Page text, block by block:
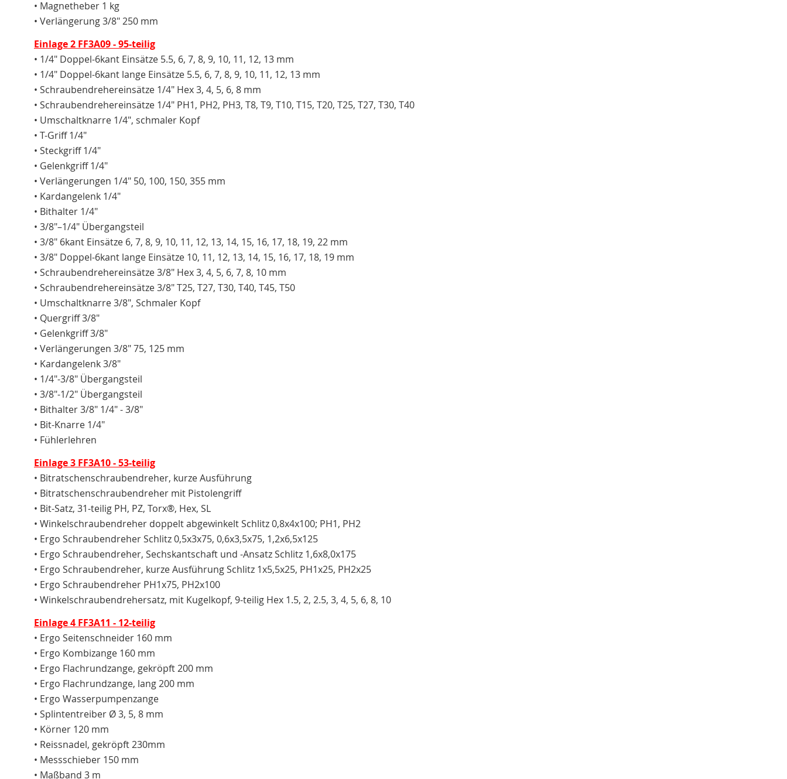
• Magnetheber 1 kg
• Verlängerung 3/8" 250 mm
Einlage 2 FF3A09 - 95-teilig
• 1/4" Doppel-6kant Einsätze 5.5, 6, 7, 8, 9, 10, 11, 12, 13 mm
• 1/4" Doppel-6kant lange Einsätze 5.5, 6, 7, 8, 9, 10, 11, 12, 13 mm
• Schraubendrehereinsätze 1/4" Hex 3, 4, 5, 6, 8 mm
• Schraubendrehereinsätze 1/4" PH1, PH2, PH3, T8, T9, T10, T15, T20, T25, T27, T30, T40
• Umschaltknarre 1/4", schmaler Kopf
• T-Griff 1/4"
• Steckgriff 1/4"
• Gelenkgriff 1/4"
• Verlängerungen 1/4" 50, 100, 150, 355 mm
• Kardangelenk 1/4"
• Bithalter 1/4"
• 3/8"–1/4" Übergangsteil
• 3/8" 6kant Einsätze 6, 7, 8, 9, 10, 11, 12, 13, 14, 15, 16, 17, 18, 19, 22 mm
• 3/8" Doppel-6kant lange Einsätze 10, 11, 12, 13, 14, 15, 16, 17, 18, 19 mm
• Schraubendrehereinsätze 3/8" Hex 3, 4, 5, 6, 7, 8, 10 mm
• Schraubendrehereinsätze 3/8" T25, T27, T30, T40, T45, T50
• Umschaltknarre 3/8", Schmaler Kopf
• Quergriff 3/8"
• Gelenkgriff 3/8"
• Verlängerungen 3/8" 75, 125 mm
• Kardangelenk 3/8"
• 1/4"-3/8" Übergangsteil
• 3/8"-1/2" Übergangsteil
• Bithalter 3/8" 1/4" - 3/8"
• Bit-Knarre 1/4"
• Fühlerlehren
Einlage 3 FF3A10 - 53-teilig
• Bitratschenschraubendreher, kurze Ausführung
• Bitratschenschraubendreher mit Pistolengriff
• Bit-Satz, 31-teilig PH, PZ, Torx®, Hex, SL
• Winkelschraubendreher doppelt abgewinkelt Schlitz 0,8x4x100; PH1, PH2
• Ergo Schraubendreher Schlitz 0,5x3x75, 0,6x3,5x75, 1,2x6,5x125
• Ergo Schraubendreher, Sechskantschaft und -Ansatz Schlitz 1,6x8,0x175
• Ergo Schraubendreher, kurze Ausführung Schlitz 1x5,5x25, PH1x25, PH2x25
• Ergo Schraubendreher PH1x75, PH2x100
• Winkelschraubendrehersatz, mit Kugelkopf, 9-teilig Hex 1.5, 2, 2.5, 3, 4, 5, 6, 8, 10
Einlage 4 FF3A11 - 12-teilig
• Ergo Seitenschneider 160 mm
• Ergo Kombizange 160 mm
• Ergo Flachrundzange, gekröpft 200 mm
• Ergo Flachrundzange, lang 200 mm
• Ergo Wasserpumpenzange
• Splintentreiber Ø 3, 5, 8 mm
• Körner 120 mm
• Reissnadel, gekröpft 230mm
• Messschieber 150 mm
• Maßband 3 m